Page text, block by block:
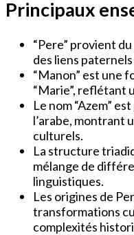
Principaux
“Pere” provient
des liens
“Manon” est une
“Marie”, reflétant
Le nom “Azem”
l’arabe, montrant
culturels.
La structure
mélange de
linguistiques.
Les origines de
transformations
complexités